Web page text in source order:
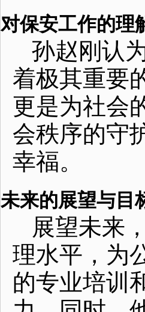
对保安工作的理
孙赵刚认
着极其重要
更是为社会
会秩序的守
幸福。
未来的展望与目
展望未来
理水平，为
的专业培训